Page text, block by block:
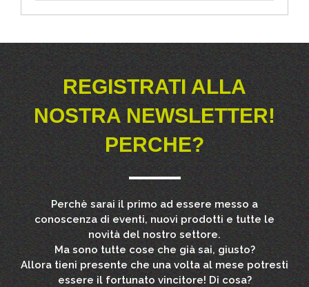
REGISTRATI ALLA
NOSTRA NEWSLETTER!
PERCHE?
Perchè sarai il primo ad essere messo a
conoscenza di eventi, nuovi prodotti e tutte le
novità del nostro settore.
Ma sono tutte cose che già sai, giusto?
Allora tieni presente che una volta al mese potresti
essere il fortunato vincitore! Di cosa?